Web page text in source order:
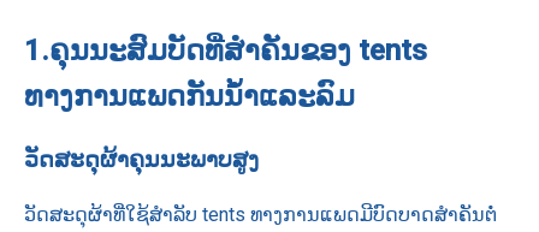
1.ຄຸນນະສົມບັດທີ່ສໍາຄັນຂອງ tents
ທາງການແພດກັນນ້ໍາແລະລົມ
ວັດສະດຸຜ້າຄຸນນະພາບສູງ
ວັດສະດຸຜ້າທີ່ໃຊ້ສໍາລັບ tents ທາງການແພດມີບົດບາດສໍາຄັນຕໍ່